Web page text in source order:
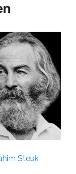
Steuk